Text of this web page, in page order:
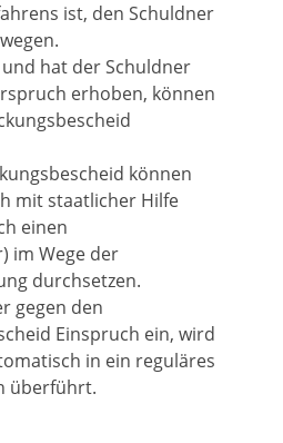
ist, den Schuldner
hat der Schuldner
erhoben, können
können
mit staatlicher Hilfe
einen
im Wege der
durchsetzen.
gegen den
Einspruch ein, wird
in ein reguläres
überführt.